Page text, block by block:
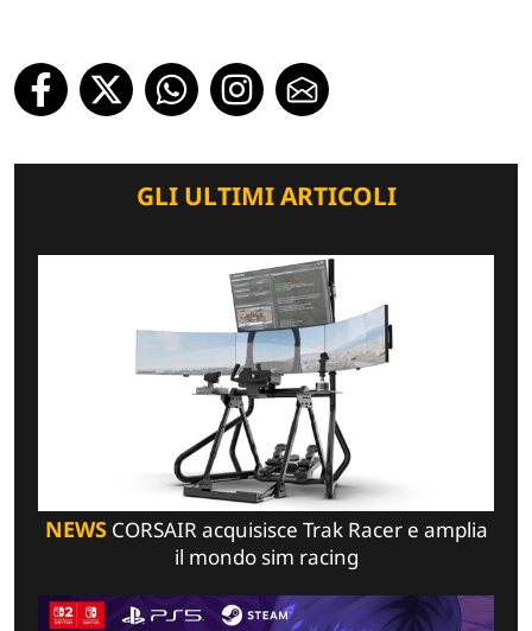
GLI ULTIMI ARTICOLI
NEWSCORSAIR acquisisce Trak Racer e amplia
il mondo sim racing